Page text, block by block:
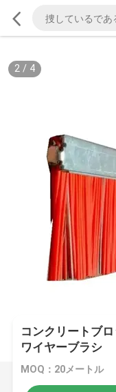
2/ 4
コンクリートブ
ワイヤーブラシ
MOQ：20メートル